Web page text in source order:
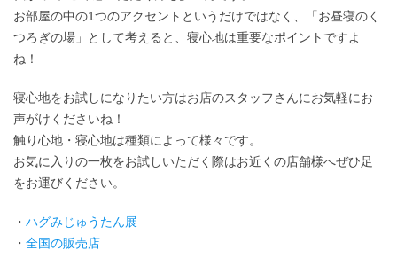
お部屋の中の1つのアクセントというだけではなく、「お昼寝のく
つろぎの場」として考えると、寝心地は重要なポイントですよ
ね！
寝心地をお試しになりたい方はお店のスタッフさんにお気軽にお
声がけくださいね！
触り心地・寝心地は種類によって様々です。
お気に入りの一枚をお試しいただく際はお近くの店舗様へぜひ足
をお運びください。
・ ハグみじゅうたん展
・ 全国の販売店